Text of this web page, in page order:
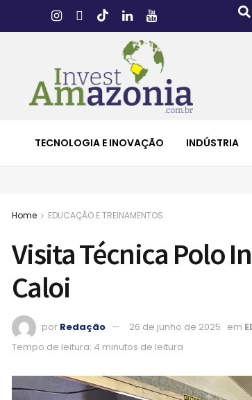
TECNOLOGIA E INOVAÇÃO INDÚSTRIA
Home EDUCAÇÃO E TREINAMENTOS
Visita Técnica Polo
Caloi
por Redação 26 de junho de 2025 em
Tempo de leitura: 4 minutos de leitura